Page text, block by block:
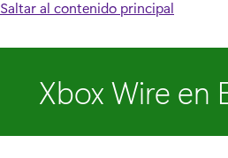
Saltar al contenido principal
Xbox Wire en